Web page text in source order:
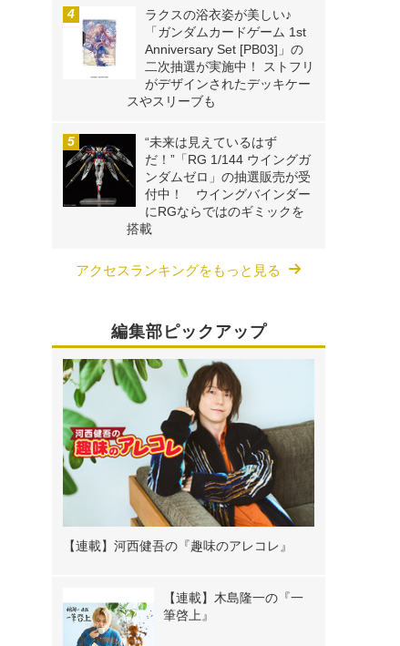
ラクスの浴衣姿が美しい♪
「ガンダムカードゲーム 1st
Anniversary Set [PB03]」の
二次抽選が実施中！ ストフリ
がデザインされたデッキケー
スやスリーブも
“未来は見えているはず
だ！”「RG 1/144 ウイングガ
ンダムゼロ」の抽選販売が受
付中！ ウイングバインダー
にRGならではのギミックを
搭載
アクセスランキングをもっと見る
編集部ピックアップ
【連載】河西健吾の『趣味のアレコレ』
【連載】木島隆一の『一
筆啓上』